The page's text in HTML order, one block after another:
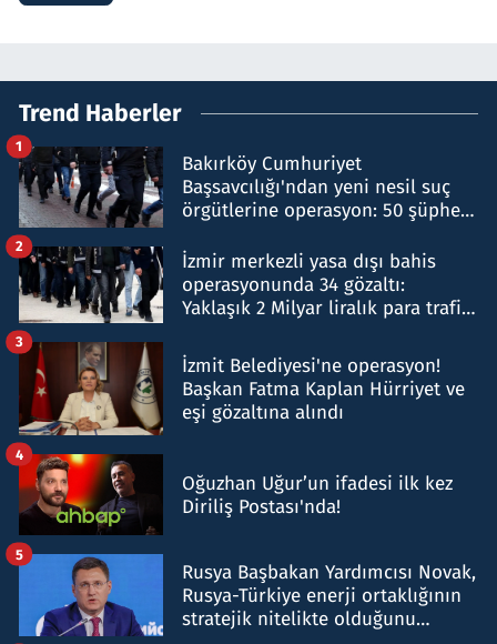
Trend Haberler
Bakırköy Cumhuriyet
Başsavcılığı'ndan yeni nesil suç
örgütlerine operasyon: 50 şüpheli
1
İzmir merkezli yasa dışı bahis
operasyonunda 34 gözaltı:
Yaklaşık 2 Milyar liralık para trafiği
2
İzmit Belediyesi'ne operasyon!
Başkan Fatma Kaplan Hürriyet ve
eşi gözaltına alındı
3
Oğuzhan Uğur’un ifadesi ilk kez
Diriliş Postası'nda!
4
Rusya Başbakan Yardımcısı Novak,
Rusya-Türkiye enerji ortaklığının
stratejik nitelikte olduğunu
5